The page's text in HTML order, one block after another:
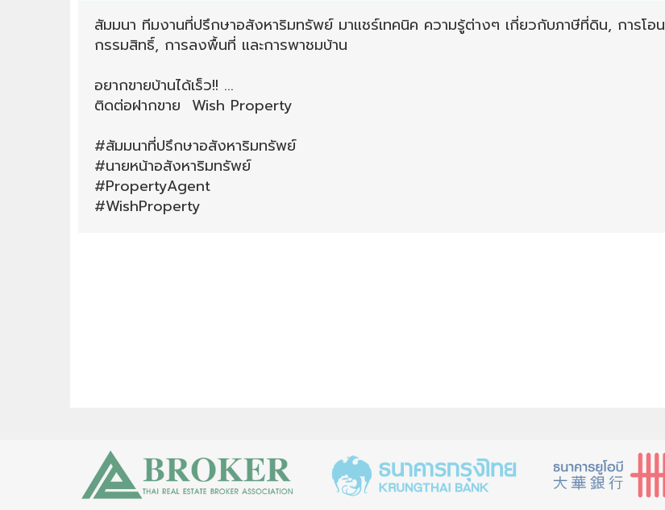
สัมมนา ทีมงานที่ปรึกษาอสังหาริมทรัพย์ มาแชร์เทคนิค ความรู้ต่างๆ เกี่ยวกับภาษีที่ดิน, การโอน
กรรมสิทธิ์, การลงพื้นที่ และการพาชมบ้าน
อยากขายบ้านได้เร็ว!! ...
ติดต่อฝากขาย Wish Property
#สัมมนาที่ปรึกษาอสังหาริมทรัพย์
#นายหน้าอสังหาริมทรัพย์
#PropertyAgent
#WishProperty